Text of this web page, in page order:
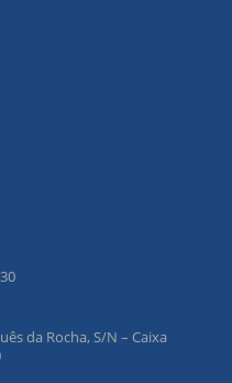
da Rocha, S/N – Caixa